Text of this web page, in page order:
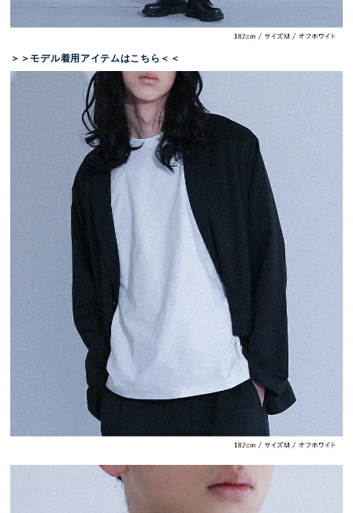
＞＞モデル着用アイテムはこちら＜＜